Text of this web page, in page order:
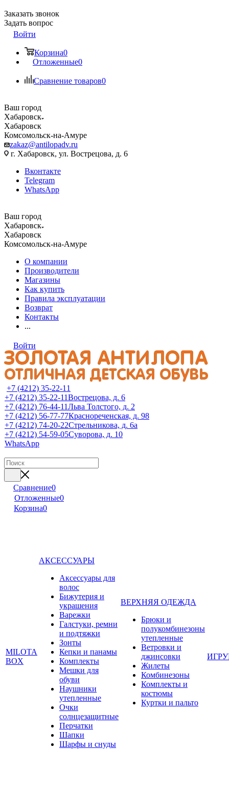
Заказать звонок
Задать вопрос
Войти
Корзина0
Отложенные0
Сравнение товаров0
Ваш город
Хабаровск
Хабаровск
Комсомольск-на-Амуре
zakaz@antilopadv.ru
г. Хабаровск, ул. Вострецова, д. 6
Вконтакте
Telegram
WhatsApp
Ваш город
Хабаровск
Хабаровск
Комсомольск-на-Амуре
О компании
Производители
Магазины
Как купить
Правила эксплуатации
Возврат
Контакты
...
Войти
+7 (4212) 35-22-11
+7 (4212) 35-22-11Вострецова, д. 6
+7 (4212) 76-44-11Льва Толстого, д. 2
+7 (4212) 56-77-77Краснореченская, д. 98
+7 (4212) 74-20-22Стрельникова, д. 6а
+7 (4212) 54-59-05Суворова, д. 10
WhatsApp
Сравнение0
Отложенные0
Корзина0
MILOTA
BOX
АКСЕССУАРЫ
Аксессуары для
волос
Бижутерия и
украшения
Варежки
Галстуки, ремни
и подтяжки
Зонты
Кепки и панамы
Комплекты
Мешки для
обуви
Наушники
утепленные
Очки
солнцезащитные
Перчатки
Шапки
Шарфы и снуды
ВЕРХНЯЯ ОДЕЖДА
Брюки и
полукомбинезоны
утепленные
Ветровки и
джинсовки
Жилеты
Комбинезоны
Комплекты и
костюмы
Куртки и пальто